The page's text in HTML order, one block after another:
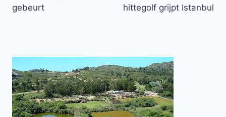
gebeurt
hittegolf grijpt Istanbul